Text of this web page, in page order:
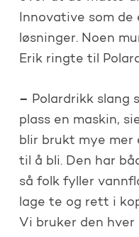
Innovative som de
løsninger. Noen
Erik ringte til
– Polardrikk slang
plass en maskin,
blir brukt mye mer
til å bli. Den har
så folk fyller
lage te og rett i
Vi bruker den hver